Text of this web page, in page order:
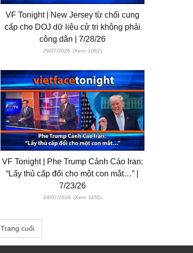
VF Tonight | New Jersey từ chối cung
cấp cho DOJ dữ liệu cử tri không phải
công dân | 7/28/26
29/07/2026 (Xem: 1062)
VF Tonight | Phe Trump Cảnh Cáo Iran:
“Lấy thủ cấp đổi cho một con mắt…” |
7/23/26
24/07/2026 (Xem: 1155)
Trang cuối